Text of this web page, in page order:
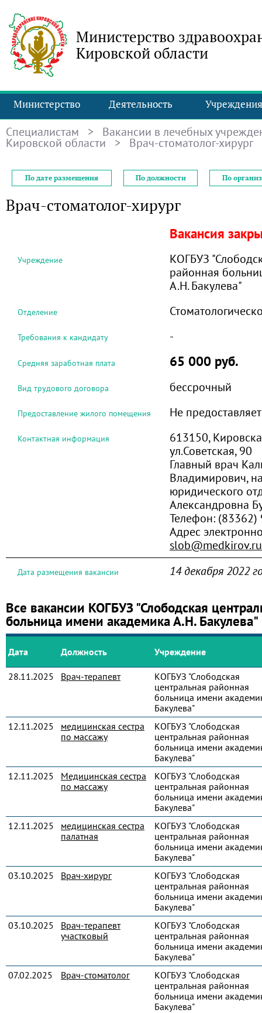
Министерство
Кировской области
Министерство Деятельность Учреждения
Специалистам > Вакансии в лечебных
Кировской области > Врач-стоматолог-хирург
По дате размещения По должности По
Врач-стоматолог-хирург
Вакансия
Учреждение
КОГБУЗ
районная
А.Н. Бакулева"
Отделение
Требования к кандидату -
Средняя заработная плата 65 000 руб.
Вид трудового договора бессрочный
Предоставление жилого помещения Не
Контактная информация
613150,
ул.Советская, 90
Главный врач
Владимирович,
юридического
Александровна
Телефон: (83362)
Адрес
slob@medkirov.ru
Дата размещения вакансии 14 декабря 2022
Все вакансии КОГБУЗ "Слободская
больница имени академика А.Н. Бакулева"
Дата Должность Учреждение
28.11.2025 Врач-терапевт
КОГБУЗ "Слободская
центральная районная
больница имени
Бакулева"
12.11.2025
медицинская сестра
по массажу
КОГБУЗ "Слободская
центральная районная
больница имени
Бакулева"
12.11.2025
Медицинская сестра
по массажу
КОГБУЗ "Слободская
центральная районная
больница имени
Бакулева"
12.11.2025
медицинская сестра
палатная
КОГБУЗ "Слободская
центральная районная
больница имени
Бакулева"
03.10.2025
Врач-хирург
КОГБУЗ "Слободская
центральная районная
больница имени
Бакулева"
03.10.2025
Врач-терапевт
участковый
КОГБУЗ "Слободская
центральная районная
больница имени
Бакулева"
07.02.2025
Врач-стоматолог
КОГБУЗ "Слободская
центральная районная
больница имени
Бакулева"